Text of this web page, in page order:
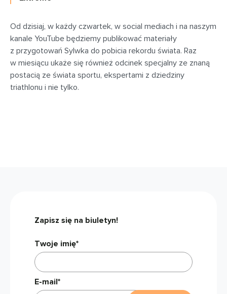
Od dzisiaj, w każdy czwartek, w social mediach i na naszym
kanale YouTube będziemy publikować materiały
z przygotowań Sylwka do pobicia rekordu świata. Raz
w miesiącu ukaże się również odcinek specjalny ze znaną
postacią ze świata sportu, ekspertami z dziedziny
triathlonu i nie tylko.
Zapisz się na biuletyn!
Twoje imię*
E-mail*